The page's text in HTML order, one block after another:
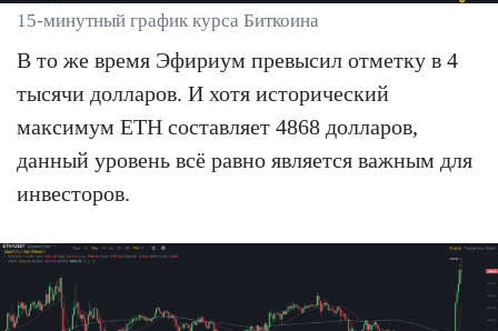
15-минутный график курса Биткоина
В то же время Эфириум превысил отметку в 4
тысячи долларов. И хотя исторический
максимум ETH составляет 4868 долларов,
данный уровень всё равно является важным для
инвесторов.